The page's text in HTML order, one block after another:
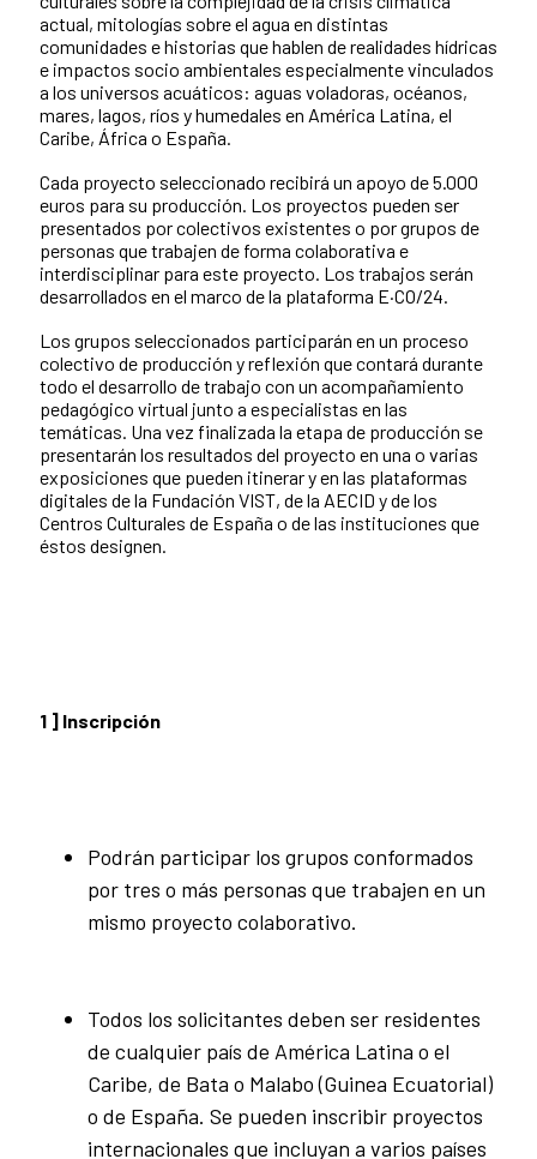
actual, mitologías sobre el agua en distintas
comunidades e historias que hablen de realidades hídricas
e impactos socio ambientales especialmente vinculados
a los universos acuáticos: aguas voladoras, océanos,
mares, lagos, ríos y humedales en América Latina, el
Caribe, África o España.
Cada proyecto seleccionado recibirá un apoyo de 5.000
euros para su producción. Los proyectos pueden ser
presentados por colectivos existentes o por grupos de
personas que trabajen de forma colaborativa e
interdisciplinar para este proyecto. Los trabajos serán
desarrollados en el marco de la plataforma E·CO/24.
Los grupos seleccionados participarán en un proceso
colectivo de producción y reflexión que contará durante
todo el desarrollo de trabajo con un acompañamiento
pedagógico virtual junto a especialistas en las
temáticas. Una vez finalizada la etapa de producción se
presentarán los resultados del proyecto en una o varias
exposiciones que pueden itinerar y en las plataformas
digitales de la Fundación VIST, de la AECID y de los
Centros Culturales de España o de las instituciones que
éstos designen.
1 ] Inscripción
Podrán participar los grupos conformados
por tres o más personas que trabajen en un
mismo proyecto colaborativo.
Todos los solicitantes deben ser residentes
de cualquier país de América Latina o el
Caribe, de Bata o Malabo (Guinea Ecuatorial)
o de España. Se pueden inscribir proyectos
internacionales que incluyan a varios países